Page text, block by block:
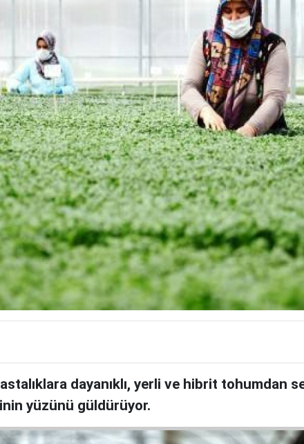
dayanıklı, yerli ve hibrit tohumdan
yüzünü güldürüyor.